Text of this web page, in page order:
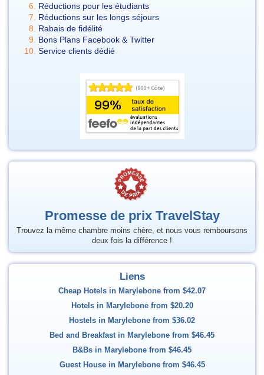
Réductions pour les étudiants
Réductions sur les longs séjours
Rabais de fidélité
Bons Plans Facebook & Twitter
Service clients dédié
Promesse de prix TravelStay
Trouvez la même chambre moins chère, et nous vous remboursons
deux fois la différence !
Liens
Cheap Hotels in Marylebone from $42.07
Hotels in Marylebone from $20.20
Hostels in Marylebone from $36.02
Bed and Breakfast in Marylebone from $46.45
B&Bs in Marylebone from $46.45
Guest House in Marylebone from $46.45